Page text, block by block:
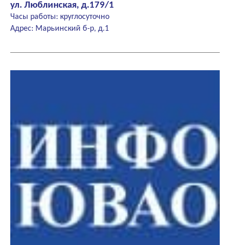
ул. Люблинская, д.179/1
Часы работы: круглосуточно
Адрес: Марьинский б-р, д.1